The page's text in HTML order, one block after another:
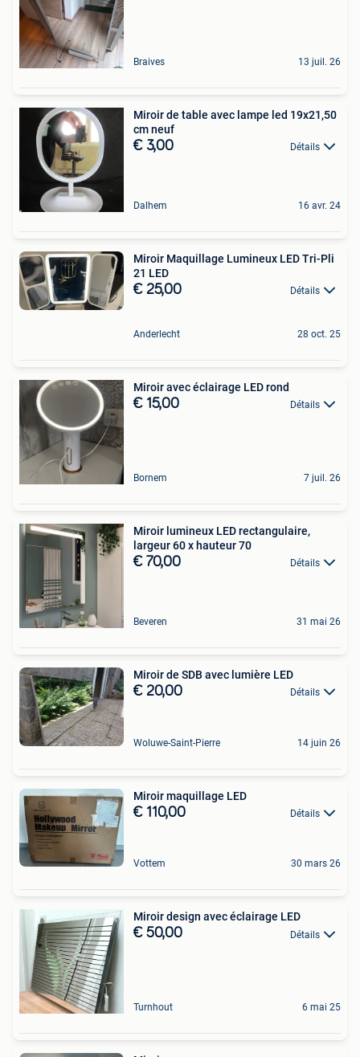
Braives 13 juil. 26
Miroir de table avec lampe led 19x21,50
cm neuf
€ 3,00 Détails
Dalhem 16 avr. 24
Miroir Maquillage Lumineux LED Tri-Pli
21 LED
€ 25,00 Détails
Anderlecht 28 oct. 25
Miroir avec éclairage LED rond
€ 15,00 Détails
Bornem 7 juil. 26
Miroir lumineux LED rectangulaire,
largeur 60 x hauteur 70
€ 70,00 Détails
Beveren 31 mai 26
Miroir de SDB avec lumière LED
€ 20,00 Détails
Woluwe-Saint-Pierre 14 juin 26
Miroir maquillage LED
€ 110,00 Détails
Vottem 30 mars 26
Miroir design avec éclairage LED
€ 50,00 Détails
Turnhout 6 mai 25